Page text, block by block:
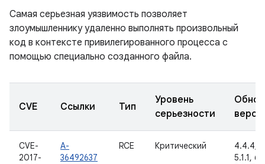
Самая серьезная уязвимость позволяет
злоумышленнику удаленно выполнять произвольный
код в контексте привилегированного процесса с
помощью специально созданного файла.
CVE Ссылки Тип
Уровень
серьезности
CVE-
2017-
A-
36492637
RCE Критический
4.4.4,
5.1.1,